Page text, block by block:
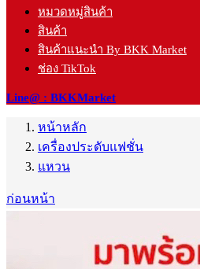
หมวดหมู่สินค้า
สินค้า
สินค้าแนะนำ By BKK Market
ช่อง TikTok
Line@ : BKKMarket
หน้าหลัก
เครื่องประดับแฟชั่น
แหวน
ก่อนหน้า